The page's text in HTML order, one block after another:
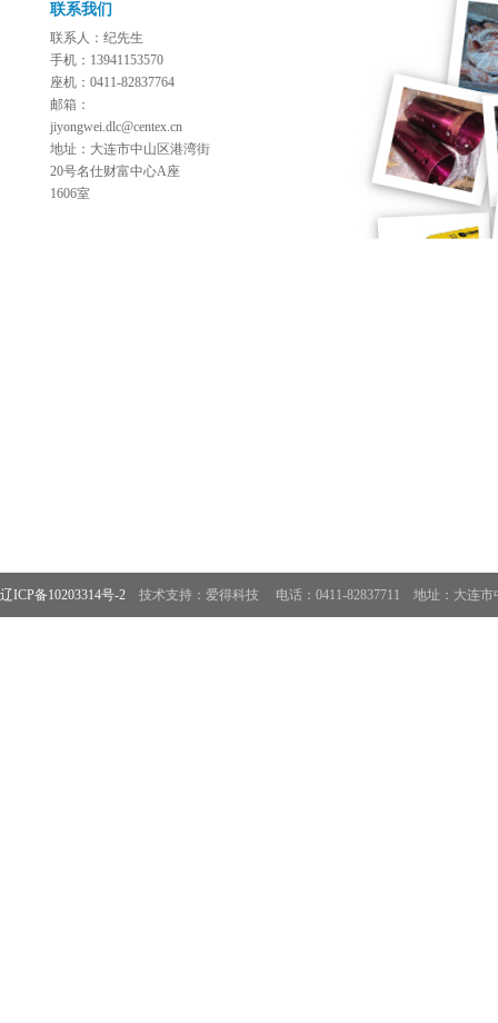
联系我们
联系人：纪先生
手机：13941153570
座机：0411-82837764
邮箱：
jiyongwei.dlc@centex.cn
地址：大连市中山区港湾街
20号名仕财富中心A座
1606室
辽ICP备10203314号-2 技术支持：爱得科技 电话：0411-82837711 地址：大连市